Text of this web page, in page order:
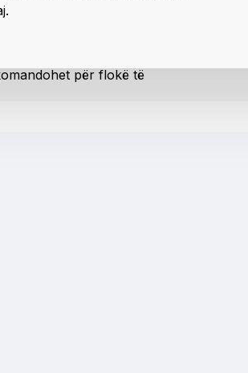
për flokë të